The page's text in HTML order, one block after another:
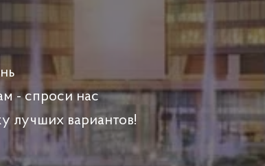
- спроси нас
лучших вариантов!